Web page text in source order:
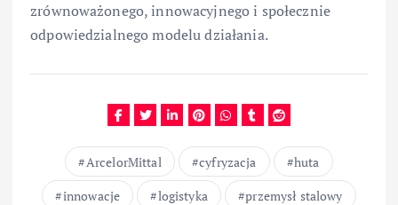
zrównoważonego, innowacyjnego i społecznie
odpowiedzialnego modelu działania.
ArcelorMittal cyfryzacja
huta
innowacje
logistyka
przemysł stalowy